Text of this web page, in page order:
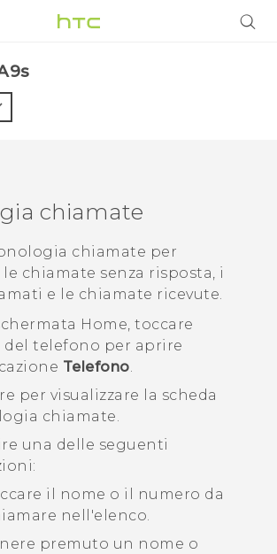
HTC
chiamate
chiamate per
chiamate senza risposta, i
e le chiamate ricevute.
Home, toccare
del telefono per aprire
Telefono.
per visualizzare la scheda
chiamate.
una delle seguenti
il nome o il numero da
nell'elenco.
premuto un nome o